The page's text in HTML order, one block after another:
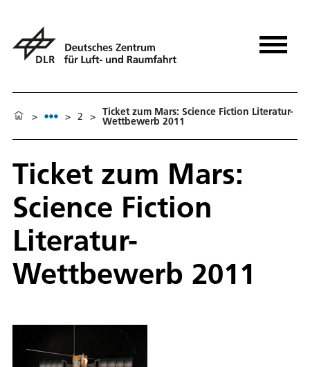
> > 2 > Ticket zum Mars: Science Fiction Literatur-
Wettbewerb 2011
Ticket zum Mars:
Science Fiction
Literatur-
Wettbewerb 2011